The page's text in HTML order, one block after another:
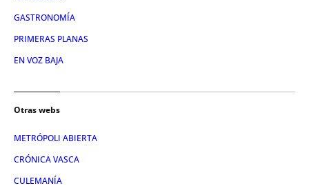
GASTRONOMÍA
PRIMERAS PLANAS
EN VOZ BAJA
Otras webs
METRÓPOLI ABIERTA
CRÓNICA VASCA
CULEMANÍA